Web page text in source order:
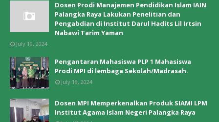
Dosen Prodi Manajemen Pendidikan Islam IAIN
Palangka Raya Lakukan Penelitian dan
Pengabdian di Institut Darul Hadits Lil Irtsin
Nabawi Tarim Yaman
July 19, 2024
Pengantaran Mahasiswa PLP 1 Mahasiswa
Prodi MPI di lembaga Sekolah/Madrasah.
July 18, 2024
Dosen MPI Memperkenalkan Produk SIAMI LPM
Institut Agama Islam Negeri Palangka Raya